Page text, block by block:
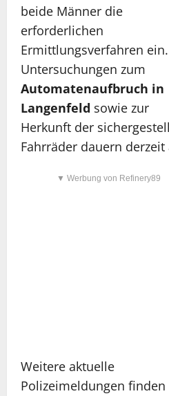
beide Männer die
erforderlichen
Ermittlungsverfahren
Untersuchungen zum
Automatenaufbruch in
Langenfeld sowie zur
Herkunft der
Fahrräder dauern derzeit
▼ Werbung von Refinery89
Weitere aktuelle
Polizeimeldungen finden